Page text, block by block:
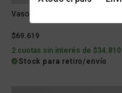
Vaso Contigo Streeterville 1180ml
$69.619
2 cuotas sin interés de $34.810
Stock para retiro/envío